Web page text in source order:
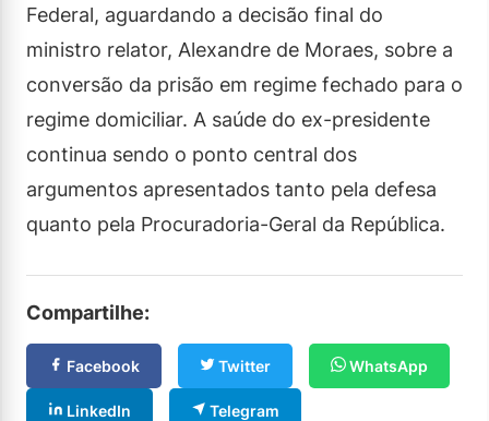
Federal, aguardando a decisão final do
ministro relator, Alexandre de Moraes, sobre a
conversão da prisão em regime fechado para o
regime domiciliar. A saúde do ex-presidente
continua sendo o ponto central dos
argumentos apresentados tanto pela defesa
quanto pela Procuradoria-Geral da República.
Compartilhe:
Facebook Twitter WhatsApp
LinkedIn Telegram